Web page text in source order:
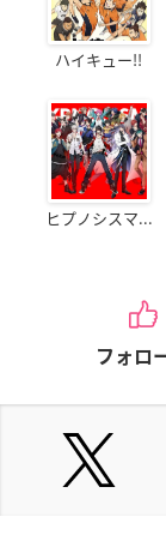
ハイキュー!!
ヒプノシスマ...
フォロ